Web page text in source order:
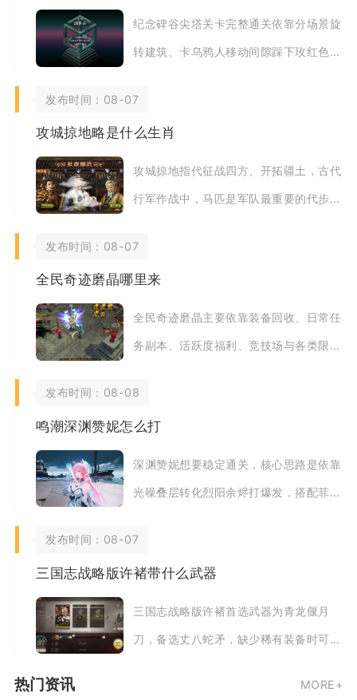
纪念碑谷尖塔关卡完整通关依靠分场景旋
转建筑、卡乌鸦人移动间隙踩下玫红色机
碎片，全程分
发布时间：08-07
攻城掠地略是什么生肖
攻城掠地指代征战四方、开拓疆土，古代
行军作战中，马匹是军队最重要的代步与
夺地，所有大
发布时间：08-07
全民奇迹磨晶哪里来
全民奇迹磨晶主要依靠装备回收、日常任
务副本、活跃度福利、竞技场与各类限时
稳定产出磨晶
发布时间：08-08
鸣潮深渊赞妮怎么打
深渊赞妮想要稳定通关，核心思路是依靠
光噪叠层转化烈阳余烬打爆发，搭配菲比
合精准弹反与
发布时间：08-07
三国志战略版许褚带什么武器
三国志战略版许褚首选武器为青龙偃月
刀，备选丈八蛇矛，缺少稀有装备时可选
热门资讯 MORE+